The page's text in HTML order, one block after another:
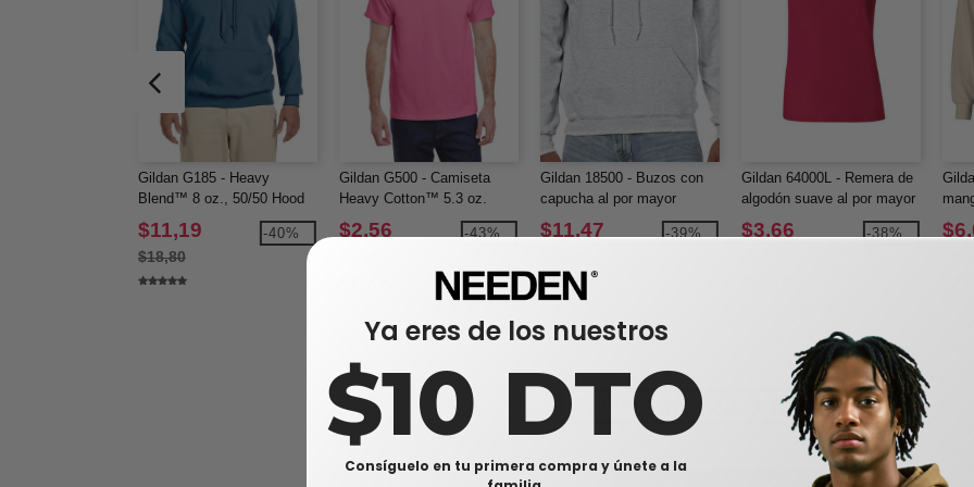
Gildan G185 - Heavy
Blend™ 8 oz., 50/50 Hood
(18500)
$11,19
$18,80
-40%
Gildan G500 - Camiseta
Heavy Cotton™ 5.3 oz.
(5000)
$2,56 -43%
Gildan 18500 - Buzos con
capucha al por mayor
$11,47 -39%
Gildan 64000L - Remera de
algodón suave al por mayor
$3,66 -38%
Comentarios en Q-Tees Q1235
Ya eres de los nuestros
$10 DTO
Consíguelo en tu primera compra y únete a la